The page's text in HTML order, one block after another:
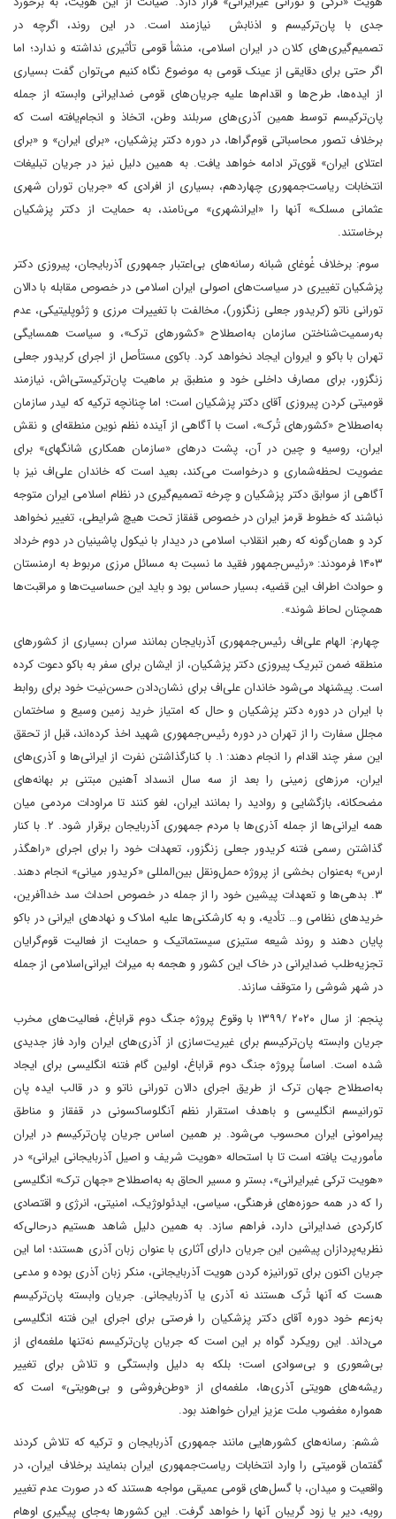
جدی با پان‌ترکیسم و اذنابش نیازمند است. در این روند، اگرچه در
تصمیم‌گیری‌های کلان در ایران اسلامی، منشأ قومی تأثیری نداشته و ندارد؛ اما
اگر حتی برای دقایقی از عینک قومی به موضوع نگاه کنیم می‌توان گفت بسیاری
از ایده‌ها، طرح‌ها و اقدام‌ها علیه جریان‌های قومی ضدایرانی وابسته از جمله
پان‌ترکیسم توسط همین آذری‌های سربلند وطن، اتخاذ و انجام‌یافته است که
برخلاف تصور محاسباتی قوم‌گراها، در دوره دکتر پزشکیان، «برای ایران» و «برای
اعتلای ایران» قوی‌تر ادامه خواهد یافت. به همین دلیل نیز در جریان تبلیغات
انتخابات ریاست‌جمهوری چهاردهم، بسیاری از افرادی که «جریان توران شهری
عثمانی مسلک» آنها را «ایرانشهری» می‌نامند، به حمایت از دکتر پزشکیان
برخاستند.
سوم: برخلاف غُوغای شبانه رسانه‌های بی‌اعتبار جمهوری آذربایجان، پیروزی دکتر
پزشکیان تغییری در سیاست‌های اصولی ایران اسلامی در خصوص مقابله با دالان
تورانی ناتو (کریدور جعلی زنگزور)، مخالفت با تغییرات مرزی و ژئوپلیتیکی، عدم
به‌رسمیت‌شناختن سازمان به‌اصطلاح «کشورهای ترک»، و سیاست همسایگی
تهران با باکو و ایروان ایجاد نخواهد کرد. باکوی مستأصل از اجرای کریدور جعلی
زنگزور، برای مصارف داخلی خود و منطبق بر ماهیت پان‌ترکیستی‌اش، نیازمند
قومیتی کردن پیروزی آقای دکتر پزشکیان است؛ اما چنانچه ترکیه که لیدر سازمان
به‌اصطلاح «کشورهای تُرک»، است با آگاهی از آینده نظم نوین منطقه‌ای و نقش
ایران، روسیه و چین در آن، پشت درهای «سازمان همکاری شانگهای» برای
عضویت لحظه‌شماری و درخواست می‌کند، بعید است که خاندان علی‌اف نیز با
آگاهی از سوابق دکتر پزشکیان و چرخه تصمیم‌گیری در نظام اسلامی ایران متوجه
نباشند که خطوط قرمز ایران در خصوص قفقاز تحت هیچ شرایطی، تغییر نخواهد
کرد و همان‌گونه که رهبر انقلاب اسلامی در دیدار با نیکول پاشینیان در دوم خرداد
۱۴۰۳ فرمودند: «رئیس‌جمهور فقید ما نسبت به مسائل مرزی مربوط به ارمنستان
و حوادث اطراف این قضیه، بسیار حساس بود و باید این حساسیت‌ها و مراقبت‌ها
همچنان لحاظ شوند».
چهارم: الهام علی‌اف رئیس‌جمهوری آذربایجان بمانند سران بسیاری از کشورهای
منطقه ضمن تبریک پیروزی دکتر پزشکیان، از ایشان برای سفر به باکو دعوت کرده
است. پیشنهاد می‌شود خاندان علی‌اف برای نشان‌دادن حسن‌نیت خود برای روابط
با ایران در دوره دکتر پزشکیان و حال که امتیاز خرید زمین وسیع و ساختمان
مجلل سفارت را از تهران در دوره رئیس‌جمهوری شهید اخذ کرده‌اند، قبل از تحقق
این سفر چند اقدام را انجام دهند: ۱. با کنارگذاشتن نفرت از ایرانی‌ها و آذری‌های
ایران، مرزهای زمینی را بعد از سه سال انسداد آهنین مبتنی بر بهانه‌های
مضحکانه، بازگشایی و روادید را بمانند ایران، لغو کنند تا مراودات مردمی میان
همه ایرانی‌ها از جمله آذری‌ها با مردم جمهوری آذربایجان برقرار شود. ۲. با کنار
گذاشتن رسمی فتنه کریدور جعلی زنگزور، تعهدات خود را برای اجرای «راهگذر
ارس» به‌عنوان بخشی از پروژه حمل‌ونقل بین‌المللی «کریدور میانی» انجام دهند.
۳. بدهی‌ها و تعهدات پیشین خود را از جمله در خصوص احداث سد خداآفرین،
خریدهای نظامی و… تأدیه، و به کارشکنی‌ها علیه املاک و نهادهای ایرانی در باکو
پایان دهند و روند شیعه ستیزی سیستماتیک و حمایت از فعالیت قوم‌گرایان
تجزیه‌طلب ضدایرانی در خاک این کشور و هجمه به میراث ایرانی‌اسلامی از جمله
در شهر شوشی را متوقف سازند.
پنجم: از سال ۲۰۲۰ /۱۳۹۹ با وقوع پروژه جنگ دوم قراباغ، فعالیت‌های مخرب
جریان وابسته پان‌ترکیسم برای غیریت‌سازی از آذری‌های ایران وارد فاز جدیدی
شده است. اساساً پروژه جنگ دوم قراباغ، اولین گام فتنه انگلیسی برای ایجاد
به‌اصطلاح جهان ترک از طریق اجرای دالان تورانی ناتو و در قالب ایده پان
تورانیسم انگلیسی و باهدف استقرار نظم آنگلوساکسونی در قفقاز و مناطق
پیرامونی ایران محسوب می‌شود. بر همین اساس جریان پان‌ترکیسم در ایران
مأموریت یافته است تا با استحاله «هویت شریف و اصیل آذربایجانی ایرانی» در
«هویت ترکی غیرایرانی»، بستر و مسیر الحاق به به‌اصطلاح «جهان ترک» انگلیسی
را که در همه حوزه‌های فرهنگی، سیاسی، ایدئولوژیک، امنیتی، انرژی و اقتصادی
کارکردی ضدایرانی دارد، فراهم سازد. به همین دلیل شاهد هستیم درحالی‌که
نظریه‌پردازان پیشین این جریان دارای آثاری با عنوان زبان آذری هستند؛ اما این
جریان اکنون برای تورانیزه کردن هویت آذربایجانی، منکر زبان آذری بوده و مدعی
هست که آنها تُرک هستند نه آذری یا آذربایجانی. جریان وابسته پان‌ترکیسم
به‌زعم خود دوره آقای دکتر پزشکیان را فرصتی برای اجرای این فتنه انگلیسی
می‌داند. این رویکرد گواه بر این است که جریان پان‌ترکیسم نه‌تنها ملغمه‌ای از
بی‌شعوری و بی‌سوادی است؛ بلکه به دلیل وابستگی و تلاش برای تغییر
ریشه‌های هویتی آذری‌ها، ملغمه‌ای از «وطن‌فروشی و بی‌هویتی» است که
همواره مغضوب ملت عزیز ایران خواهند بود.
ششم: رسانه‌های کشورهایی مانند جمهوری آذربایجان و ترکیه که تلاش کردند
گفتمان قومیتی را وارد انتخابات ریاست‌جمهوری ایران بنمایند برخلاف ایران، در
واقعیت و میدان، با گسل‌های قومی عمیقی مواجه هستند که در صورت عدم تغییر
رویه، دیر یا زود گریبان آنها را خواهد گرفت. این کشورها به‌جای پیگیری اوهام